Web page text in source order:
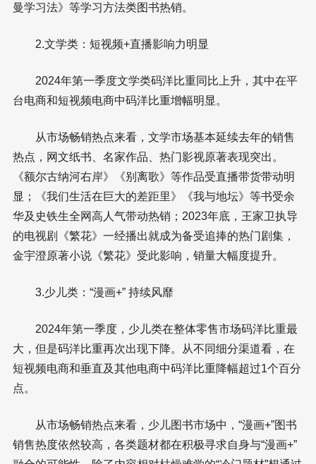
曼学习法》等学习方法类图书热销。
2.文学类：短视频+直播影响力明显
2024年第一季度文学类码洋比重同比上升，其中在平
台电商和短视频电商中码洋比重增幅明显。
从市场畅销热点来看，文学市场基本延续去年的销售
热点，网文纸书、名家作品、热门影视原著表现突出。
《额尔古纳河右岸》《别离歌》等作品受直播带货带动明
显；《我们生活在巨大的差距里》《我与地坛》等书受余
华及史铁生全网高人气带动热销；2023年底，王家卫执导
的电视剧《繁花》一经播出就成为备受追捧的热门剧集，
金宇澄原著小说《繁花》受此影响，销量大幅度提升。
3.少儿类：“漫画+” 持续风靡
2024年第一季度，少儿类在整体零售市场码洋比重最
大，但是码洋比重再次出现下降。从不同细分渠道看，在
短视频电商和垂直及其他电商中码洋比重降幅超过1个百分
点。
从市场畅销热点来看，少儿图书市场中，“漫画+”图书
销售热度依然较高，各类题材都在积极寻求自身与“漫画+”